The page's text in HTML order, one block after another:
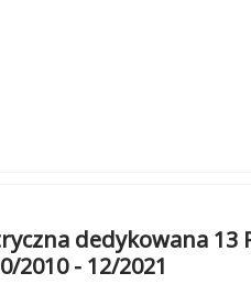
dedykowana 13
2010 - 12/2021